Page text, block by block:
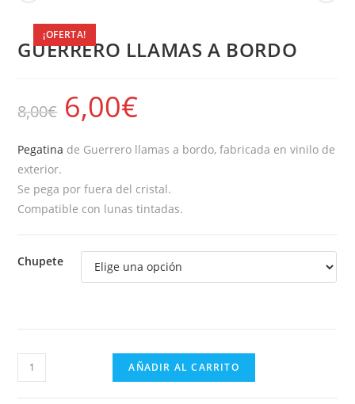
¡OFERTA!
GUERRERO LLAMAS A BORDO
8,00€ 6,00€
Pegatina de Guerrero llamas a bordo, fabricada en vinilo de
exterior.
Se pega por fuera del cristal.
Compatible con lunas tintadas.
Chupete
GUERRERO
LLAMAS
AÑADIR AL CARRITO